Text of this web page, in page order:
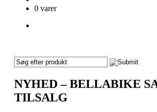
0 varer
NYHED – BELLABIKE
TILSALG